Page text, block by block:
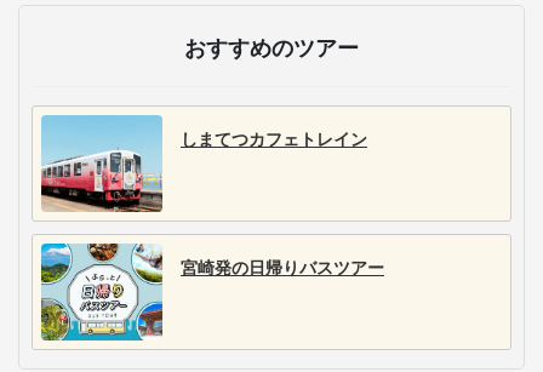
おすすめのツアー
しまてつカフェトレイン
宮崎発の日帰りバスツアー